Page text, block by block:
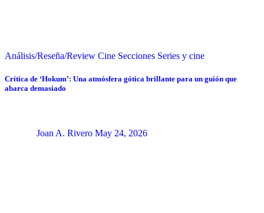
Análisis/Reseña/Review Cine Secciones Series y cine
Crítica de ‘Hokum’: Una atmósfera gótica brillante para un guión que
abarca demasiado
Joan A. Rivero May 24, 2026